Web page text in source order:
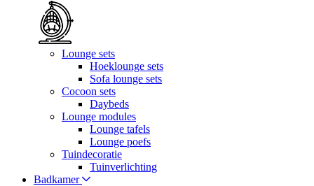
Lounge sets
Hoeklounge sets
Sofa lounge sets
Cocoon sets
Daybeds
Lounge modules
Lounge tafels
Lounge poefs
Tuindecoratie
Tuinverlichting
Badkamer